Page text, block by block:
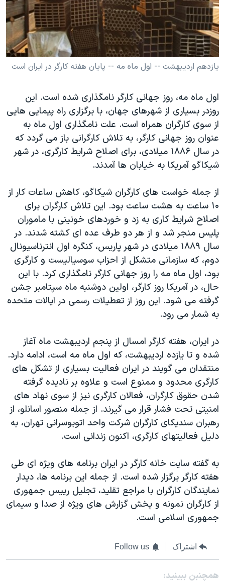
فرهنگ و زندگی
حقوق شهروندی
اقتصادی
علم و فناوری
گالری عکس
آرشیو پخش زنده
مستندها
انتخابات ریاست جمهوری آمریکا ۲۰۲۴
حمله جمهوری اسلامی به اسرائیل
رمز مهسا
اعتراضات زن، زندگی، آزادی
مجموعه مستندهای دادخواهی
تریبونال مردمی آبان ۹۸
دادگاه حمید نوری
چهل سال گروگان‌گیری
قانون شفافیت دارائی کادر رهبری ایران
اعتراضات مردمی آبان ۹۸
اسرائیل در جنگ
نرگس محمدی برنده جایزه نوبل صلح
همایش محافظه‌کاران آمریکا «سی‌پک»
صفحه‌های ویژه
سفر پرزیدنت ترامپ به چین
دنبال کنید
يازدهم ارديبهشت -- اول ماه مه -- پايان هفته کارگر در ايران است
اول ماه مه، روز جهانی کارگر نامگذاری شده است. اين
روزدر بسياری از شهرهای جهان، با برگزاری راه پيمايی هايی
از سوی کارگران همراه است. علت نامگذاری اول ماه به
عنوان روز جهانی کارگر، به تلاش کارگرانی باز می گردد که
در سال ۱۸۸۶ ميلادی، برای اصلاح شرايط کارگری، در شهر
شيکاگو آمريکا به خيابان ها آمدند.
از جمله خواست های کارگران شيکاگو، کاهش ساعات کار از
۱۰ ساعت به هشت ساعت بود. اين تلاش کارگران برای
اصلاح شرايط کاری به زد و خوردهای خونينی با ماموران
پليس منجر شد و از هر دو طرف عده ای کشته شدند. در
سال ۱۸۸۹ ميلادی در شهر پاريس، کنگره اول انترناسيونال
دوم، که سازمانی متشکل از احزاب سوسياليست و کارگری
بود، اول ماه مه را روز جهانی کارگر نامگذاری کرد. با اين
حال، در آمريکا روز کارگر، اولين دوشنبه ماه سپتامبر جشن
گرفته می شود. اين روز از تعطيلات رسمی در ايالات متحده
به شمار می رود.
در ايران، هفته کارگر امسال از پنجم ارديبهشت ماه آغاز
شده و تا يازده ارديبهشت، که اول ماه مه است، ادامه دارد.
منتقدان می گويند در ايران فعاليت بسياری از تشکل های
کارگری محدود و ممنوع است و علاوه بر ناديده گرفته
شدن حقوق کارگران، فعالان کارگری نيز از سوی نهاد های
امنيتی تحت فشار قرار می گيرند. از جمله منصور اسانلو، از
رهبران سنديکای کارگران شرکت واحد اتوبوسرانی تهران، به
دليل فعاليتهای کارگری، اکنون زندانی است.
به گفته سايت خانه کارگر در ايران برنامه های ويژه ای طی
هفته کارگر برگزار شده است. از جمله اين برنامه ها، ديدار
نمايندگان کارگران با مراجع تقليد، تجليل رييس جمهوری
از کارگران نمونه و پخش گزارش های ويژه از صدا و سيمای
جمهوری اسلامی است.
اشتراک Follow us
همچنبن ببینید: